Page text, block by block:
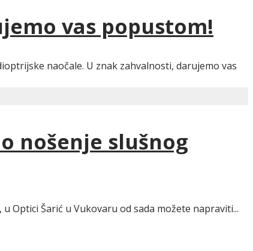
vas popustom!
naočale. U znak zahvalnosti, darujemo vas
nošenje slušnog
Optici Šarić u Vukovaru od sada možete napraviti...